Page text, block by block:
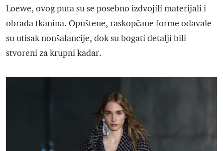
Loewe, ovog puta su se posebno izdvojili materijali i
obrada tkanina. Opuštene, raskopčane forme odavale
su utisak nonšalancije, dok su bogati detalji bili
stvoreni za krupni kadar.